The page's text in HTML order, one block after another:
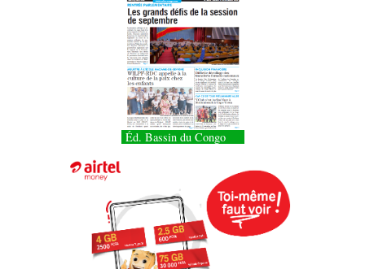
Éd. Bassin du Congo